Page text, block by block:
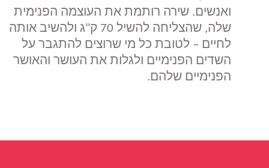
ואנשים. שירה רותמת את העוצמה הפנימית
שלה, שהצליחה להשיל 70 ק"ג ולהשיב אותה
לחיים – לטובת כל מי שרוצים להתגבר על
השדים הפנימיים ולגלות את העושר והאושר
הפנימיים שלהם.